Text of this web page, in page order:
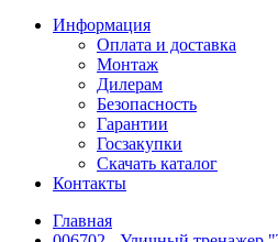
Для детей с
возможностями
Информация
Оплата и доставка
Монтаж
Дилерам
Безопасность
Гарантии
Госзакупки
Скачать каталог
Контакты
Главная